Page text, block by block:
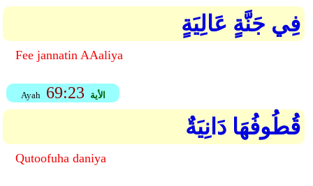
فِي جَنَّةٍ عَالِيَةٍ
Fee jannatin AAaliya
Ayah 69:23 الأية
قُطُوفُهَا دَانِيَةٌ
Qutoofuha daniya